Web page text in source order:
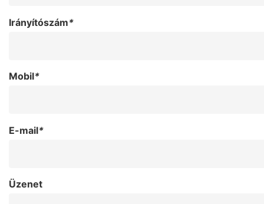
Irányítószám*
Mobil*
E-mail*
Üzenet